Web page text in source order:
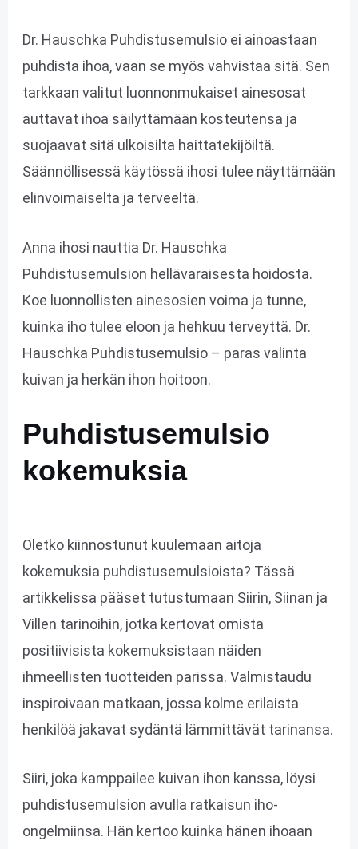
Dr. Hauschka Puhdistusemulsio ei ainoastaan
puhdista ihoa, vaan se myös vahvistaa sitä. Sen
tarkkaan valitut luonnonmukaiset ainesosat
auttavat ihoa säilyttämään kosteutensa ja
suojaavat sitä ulkoisilta haittatekijöiltä.
Säännöllisessä käytössä ihosi tulee näyttämään
elinvoimaiselta ja terveeltä.
Anna ihosi nauttia Dr. Hauschka
Puhdistusemulsion hellävaraisesta hoidosta.
Koe luonnollisten ainesosien voima ja tunne,
kuinka iho tulee eloon ja hehkuu terveyttä. Dr.
Hauschka Puhdistusemulsio – paras valinta
kuivan ja herkän ihon hoitoon.
Puhdistusemulsio
kokemuksia
Oletko kiinnostunut kuulemaan aitoja
kokemuksia puhdistusemulsioista? Tässä
artikkelissa pääset tutustumaan Siirin, Siinan ja
Villen tarinoihin, jotka kertovat omista
positiivisista kokemuksistaan näiden
ihmeellisten tuotteiden parissa. Valmistaudu
inspiroivaan matkaan, jossa kolme erilaista
henkilöä jakavat sydäntä lämmittävät tarinansa.
Siiri, joka kamppailee kuivan ihon kanssa, löysi
puhdistusemulsion avulla ratkaisun iho-
ongelmiinsa. Hän kertoo kuinka hänen ihoaan